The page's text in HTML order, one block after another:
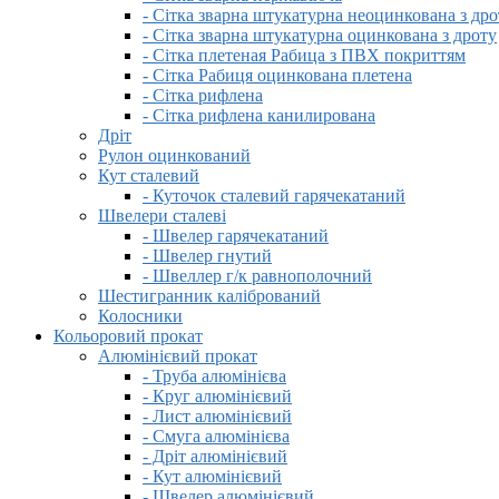
- Сітка зварна штукатурна неоцинкована з
- Сітка зварна штукатурна оцинкована з дроту
- Сітка плетеная Рабица з ПВХ покриттям
- Сітка Рабиця оцинкована плетена
- Сітка рифлена
- Сітка рифлена канилирована
Дріт
Рулон оцинкований
Кут сталевий
- Куточок сталевий гарячекатаний
Швелери сталеві
- Швелер гарячекатаний
- Швелер гнутий
- Швеллер г/к равнополочний
Шестигранник калібрований
Колосники
Кольоровий прокат
Алюмінієвий прокат
- Труба алюмінієва
- Круг алюмінієвий
- Лист алюмінієвий
- Смуга алюмінієва
- Дріт алюмінієвий
- Кут алюмінієвий